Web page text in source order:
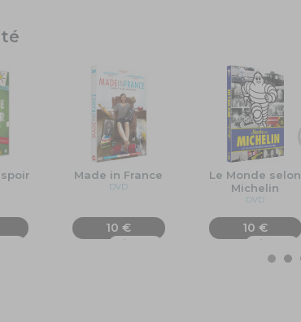
Made in France
DVD
10 €
Ajouter
Le Monde selon
Michelin
DVD
10 €
Ajouter